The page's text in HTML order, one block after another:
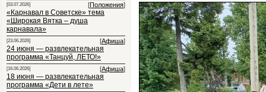
[03.07.2026] [Положения]
«Карнавал в Советске» тема
«Широкая Вятка – душа
карнавала»
[23.06.2026] [Афиша]
24 июня — развлекательная
программа «Танцуй, ЛЕТО!»
[16.06.2026] [Афиша]
18 июня — развлекательная
программа «Дети в лете»